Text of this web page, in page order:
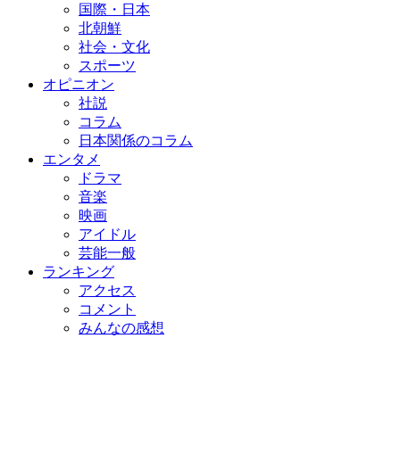
国際・日本
北朝鮮
社会・文化
スポーツ
オピニオン
社説
コラム
日本関係のコラム
エンタメ
ドラマ
音楽
映画
アイドル
芸能一般
ランキング
アクセス
コメント
みんなの感想